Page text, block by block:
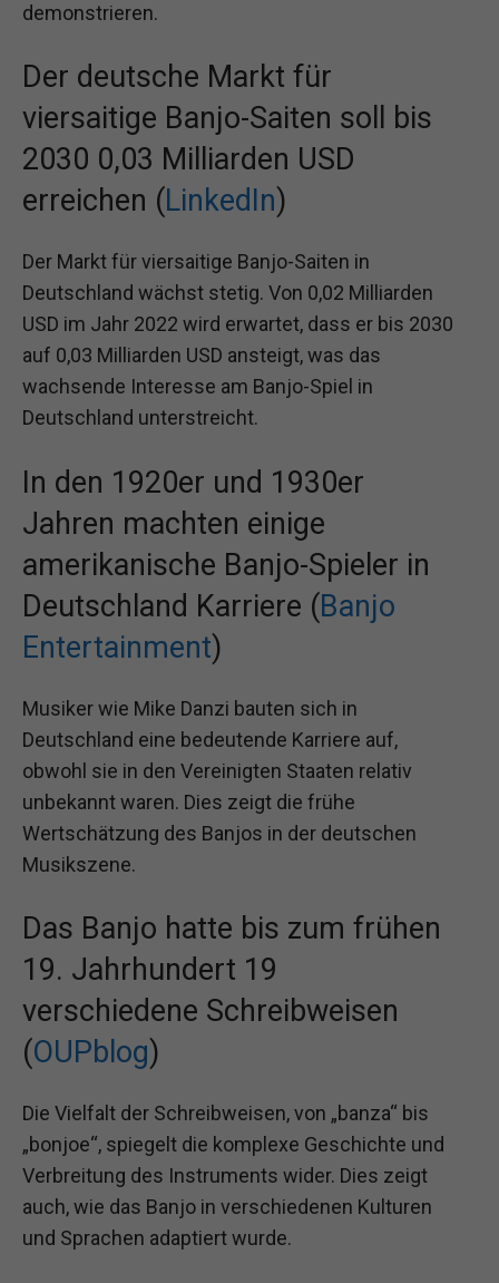
demonstrieren.
Der deutsche Markt für
viersaitige Banjo-Saiten soll bis
2030 0,03 Milliarden USD
erreichen (LinkedIn)
Der Markt für viersaitige Banjo-Saiten in
Deutschland wächst stetig. Von 0,02 Milliarden
USD im Jahr 2022 wird erwartet, dass er bis 2030
auf 0,03 Milliarden USD ansteigt, was das
wachsende Interesse am Banjo-Spiel in
Deutschland unterstreicht.
In den 1920er und 1930er
Jahren machten einige
amerikanische Banjo-Spieler in
Deutschland Karriere (Banjo
Entertainment)
Musiker wie Mike Danzi bauten sich in
Deutschland eine bedeutende Karriere auf,
obwohl sie in den Vereinigten Staaten relativ
unbekannt waren. Dies zeigt die frühe
Wertschätzung des Banjos in der deutschen
Musikszene.
Das Banjo hatte bis zum frühen
19. Jahrhundert 19
verschiedene Schreibweisen
(OUPblog)
Die Vielfalt der Schreibweisen, von „banza“ bis
„bonjoe“, spiegelt die komplexe Geschichte und
Verbreitung des Instruments wider. Dies zeigt
auch, wie das Banjo in verschiedenen Kulturen
und Sprachen adaptiert wurde.